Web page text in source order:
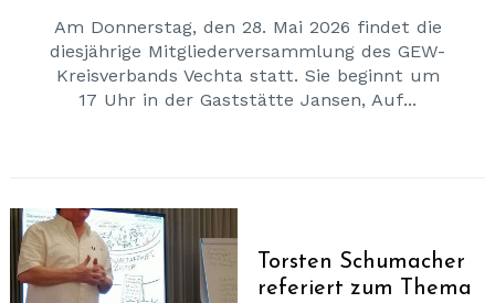
Am Donnerstag, den 28. Mai 2026 findet die
diesjährige Mitgliederversammlung des GEW-
Kreisverbands Vechta statt. Sie beginnt um
17 Uhr in der Gaststätte Jansen, Auf...
Torsten Schumacher
referiert zum Thema